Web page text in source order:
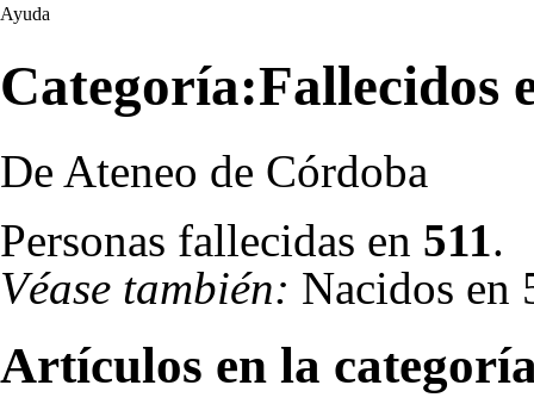
Ayuda
Categoría:Fallecidos
De Ateneo de Córdoba
Personas fallecidas en 511.
Véase también: Nacidos en
Artículos en la